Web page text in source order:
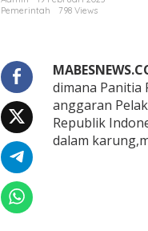
n
H
U
T
K
e
2
Pemerintah
798 Views
dimana Panitia
anggaran
Republik
dalam